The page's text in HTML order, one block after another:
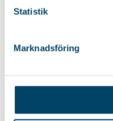
Statistik
Marknadsföring
Wäscheklammern mit
18,85€